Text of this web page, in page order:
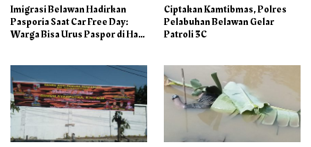
Imigrasi Belawan Hadirkan
Pasporia Saat Car Free Day:
Warga Bisa Urus Paspor di Hari
Ciptakan Kamtibmas, Polres
Pelabuhan Belawan Gelar
Patroli 3C